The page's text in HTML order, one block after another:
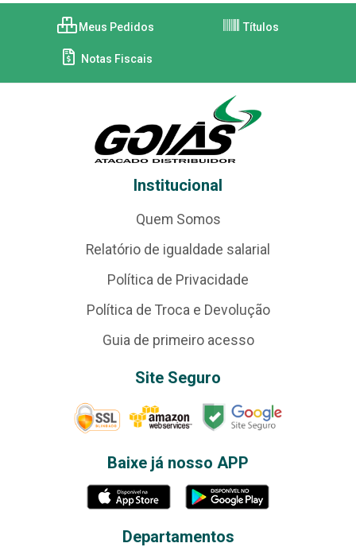
Meus Pedidos Títulos
Notas Fiscais
Institucional
Quem Somos
Relatório de igualdade salarial
Política de Privacidade
Política de Troca e Devolução
Guia de primeiro acesso
Site Seguro
Baixe já nosso APP
Departamentos